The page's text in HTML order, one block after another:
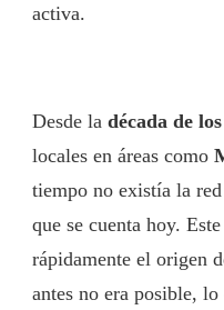
activa.
Desde la década de
locales en áreas como
tiempo no existía la
que se cuenta hoy.
rápidamente el origen
antes no era posible,